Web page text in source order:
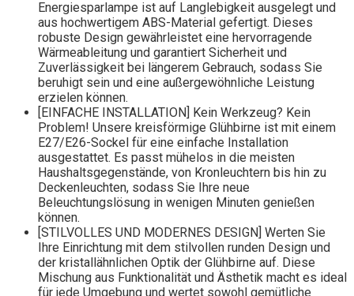
Energiesparlampe ist auf Langlebigkeit ausgelegt und
aus hochwertigem ABS-Material gefertigt. Dieses
robuste Design gewährleistet eine hervorragende
Wärmeableitung und garantiert Sicherheit und
Zuverlässigkeit bei längerem Gebrauch, sodass Sie
beruhigt sein und eine außergewöhnliche Leistung
erzielen können.
[EINFACHE INSTALLATION] Kein Werkzeug? Kein
Problem! Unsere kreisförmige Glühbirne ist mit einem
E27/E26-Sockel für eine einfache Installation
ausgestattet. Es passt mühelos in die meisten
Haushaltsgegenstände, von Kronleuchtern bis hin zu
Deckenleuchten, sodass Sie Ihre neue
Beleuchtungslösung in wenigen Minuten genießen
können.
[STILVOLLES UND MODERNES DESIGN] Werten Sie
Ihre Einrichtung mit dem stilvollen runden Design und
der kristallähnlichen Optik der Glühbirne auf. Diese
Mischung aus Funktionalität und Ästhetik macht es ideal
für jede Umgebung und wertet sowohl gemütliche